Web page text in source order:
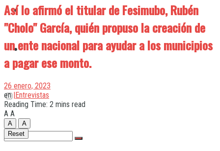
Quilmes
Varela
Así lo afirmó el titular de Fesimubo, Rubén
"Cholo" García, quién propuso la creación de
un ente nacional para ayudar a los municipios
a pagar ese monto.
26 enero, 2023
en |Entrevistas
Reading Time: 2 mins read
A A
A
A
Reset